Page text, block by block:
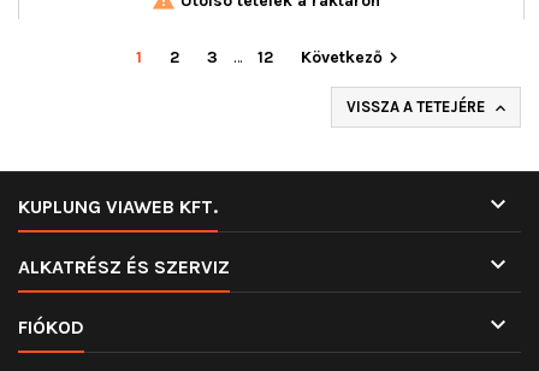
1 2 3 … 12 Következő
VISSZA A TETEJÉRE 
KUPLUNG VIAWEB KFT. 
ALKATRÉSZ ÉS SZERVIZ 
FIÓKOD 